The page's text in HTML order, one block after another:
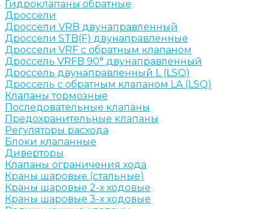
Гидроклапаны обратные
Дроссели
Дроссели VRB двунаправленный
Дроссели STB(F) двунаправленные
Дроссели VRF с обратным клапаном
Дроссель VRFB 90° двунаправленный
Дроссель двунаправленный L (LSQ)
Дроссель с обратным клапаном LA (LSQ)
Клапаны тормозные
Последовательные клапаны
Предохранительные клапаны
Регуляторы расхода
Блоки клапанные
Диверторы
Клапаны ограничения хода
Краны шаровые (стальные)
Краны шаровые 2-х ходовые
Краны шаровые 3-х ходовые